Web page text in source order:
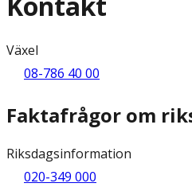
Växel
08-786 40 00
Faktafrågor om
Riksdagsinformation
020-349 000